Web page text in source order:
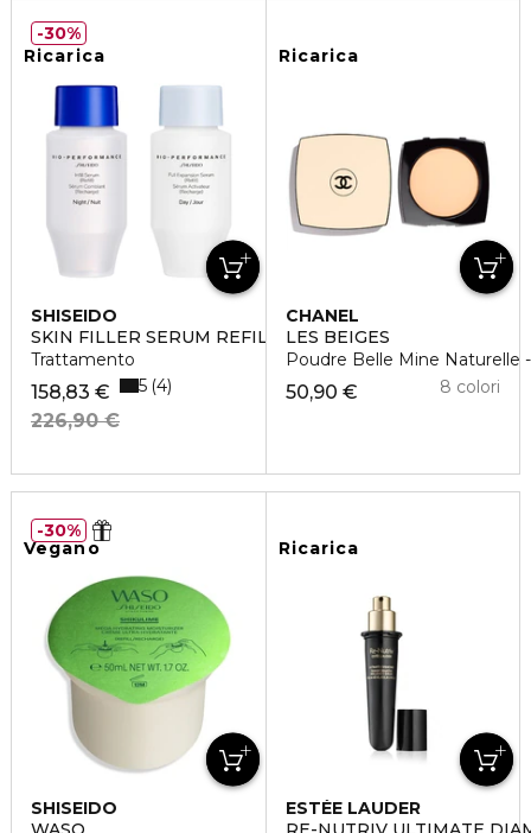
Ricarica
SHISEIDO
SKIN FILLER SERUM REFILL
Trattamento
158,83 €
226,90 €
5 4
30%
Ricarica
CHANEL
LES BEIGES
Poudre Belle Mine Naturelle
50,90 € 8 colori
Vegano
SHISEIDO
30%
Ricarica
ESTÉE LAUDER